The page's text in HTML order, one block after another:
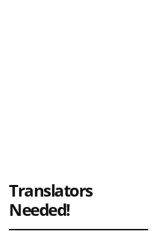
Translators
Needed!